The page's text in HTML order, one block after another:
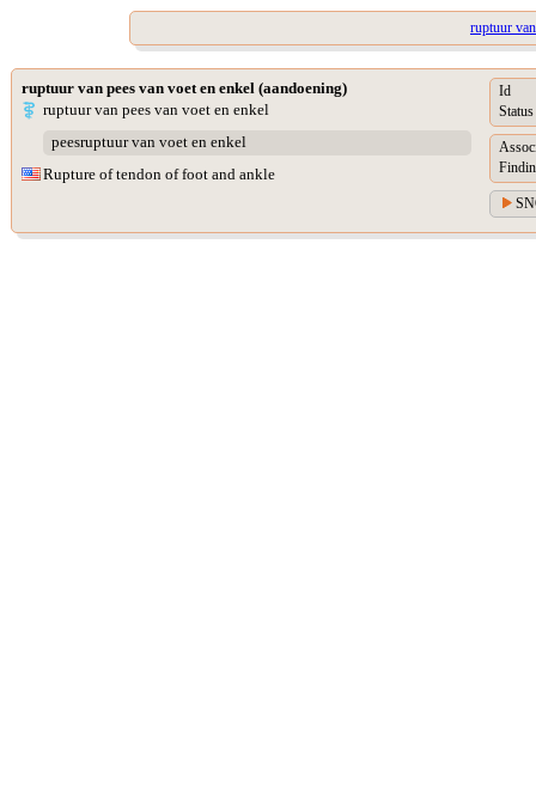
ruptuur
ruptuur van pees van voet en enkel (aandoening)
ruptuur van pees van voet en enkel
peesruptuur van voet en enkel
Rupture of tendon of foot and ankle
Id
Status